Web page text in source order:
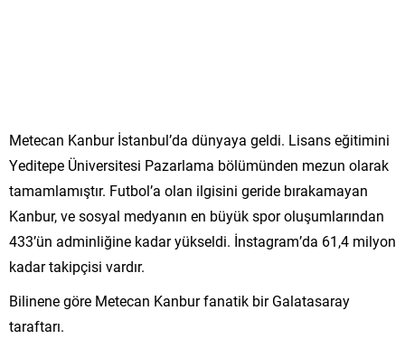
Metecan Kanbur İstanbul’da dünyaya geldi. Lisans eğitimini
Yeditepe Üniversitesi Pazarlama bölümünden mezun olarak
tamamlamıştır. Futbol’a olan ilgisini geride bırakamayan
Kanbur, ve sosyal medyanın en büyük spor oluşumlarından
433’ün adminliğine kadar yükseldi. İnstagram’da 61,4 milyon
kadar takipçisi vardır.
Bilinene göre Metecan Kanbur fanatik bir Galatasaray
taraftarı.